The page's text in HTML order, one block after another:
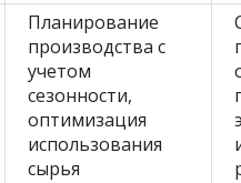
Планирование
производства с
учетом
сезонности,
оптимизация
использования
сырья